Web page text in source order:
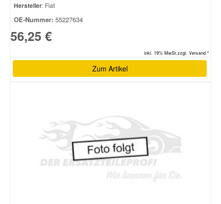
Hersteller: Fiat
OE-Nummer: 55227634
56,25 €
inkl. 19% MwSt.zzgl. Versand *
Zum Artikel
Smart Ersatzteile
Suzuki Ersatzteile
Volvo Ersatzteile